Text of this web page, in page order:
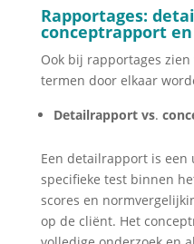
Rapportages:
conceptrapport
Ook bij rapportages
termen door elkaar
Detailrapport vs.
Een detailrapport is een
specifieke test binnen
scores en
op de cliënt. Het